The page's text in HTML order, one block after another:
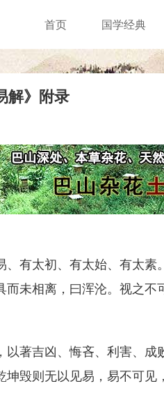
首页 国学经典
解》附录
太初、有太始、有太素
未相离，曰浑沦。视之不
吉凶、悔吝、利害、成
毁则无以见易，易不可